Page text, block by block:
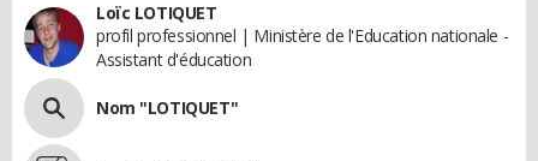
Loïc LOTIQUET
profil professionnel | Ministère de l'Education nationale -
Assistant d'éducation
Nom "LOTIQUET"